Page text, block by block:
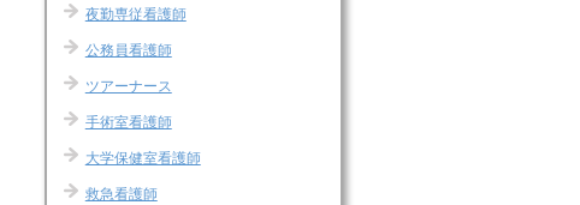
夜勤専従看護師
公務員看護師
ツアーナース
手術室看護師
大学保健室看護師
救急看護師